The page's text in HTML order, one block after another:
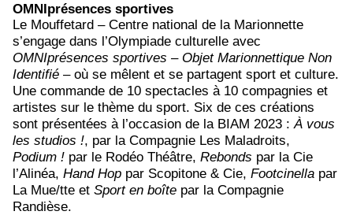
OMNIprésences sportives
Le Mouffetard – Centre national de la Marionnette
s’engage dans l’Olympiade culturelle avec
OMNIprésences sportives – Objet Marionnettique Non
Identifié – où se mêlent et se partagent sport et culture.
Une commande de 10 spectacles à 10 compagnies et
artistes sur le thème du sport. Six de ces créations
sont présentées à l’occasion de la BIAM 2023 : À vous
les studios !, par la Compagnie Les Maladroits,
Podium ! par le Rodéo Théâtre, Rebonds par la Cie
l’Alinéa, Hand Hop par Scopitone & Cie, Footcinella par
La Mue/tte et Sport en boîte par la Compagnie
Randièse.